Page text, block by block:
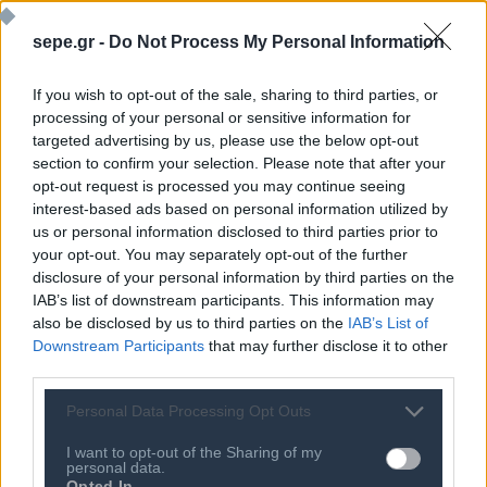
sepe.gr - Do Not Process My Personal Information
If you wish to opt-out of the sale, sharing to third parties, or
processing of your personal or sensitive information for
targeted advertising by us, please use the below opt-out
section to confirm your selection. Please note that after your
opt-out request is processed you may continue seeing
interest-based ads based on personal information utilized by
us or personal information disclosed to third parties prior to
your opt-out. You may separately opt-out of the further
disclosure of your personal information by third parties on the
IAB’s list of downstream participants. This information may
also be disclosed by us to third parties on the IAB’s List of
Downstream Participants that may further disclose it to other
Personal Data Processing Opt Outs
I want to opt-out of the Sharing of my
personal data.
απόκλισης, μεταξύ όσων αξιοποιούν την τεχνολογία και
όσων μένουν πίσω.
Η έρευνα καταγράφει μια ανησυχητική
πραγματικότητα: οι εργαζόμενοι που έχουν πρόσβαση
σε εκπαίδευση και πόρους φαίνεται να διευρύνουν το
προβάδισμά τους. Μόνο το 51% των εργαζομένων χωρίς
διευθυντικό ρόλο θεωρεί ότι διαθέτει τους πόρους για
μάθηση, έναντι 66% των διευθυντών και 72% των
ανώτερων στελεχών.
Η εικόνα γίνεται ακόμη πιο έντονη στους χρήστες AI: το
δηλώνει ότι έχει τα εργαλεία για να εξελιχθεί, έναντι
μόλις 59% των περιστασιακών χρηστών. Παράλληλα, το
54% των εργαζομένων συνολικά δηλώνει ότι εργάζεται
σε περιβάλλον, που αντιμετωπίζει την αποτυχία ως